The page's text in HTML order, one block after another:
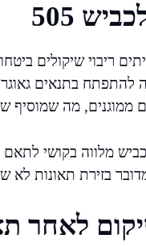
505
לעיתים ריבוי
להתפתח בתנאים
ממוגנים, מה שמוסיף
מלווה בקושי
בזירת תאונות
לאחר